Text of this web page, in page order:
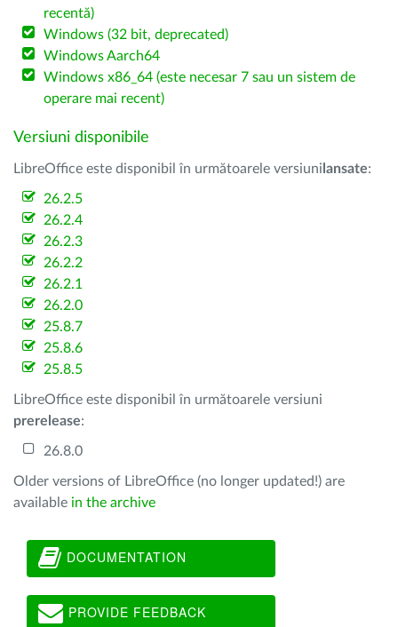
recentă)
Windows (32 bit, deprecated)
Windows Aarch64
Windows x86_64 (este necesar 7 sau un sistem de
operare mai recent)
Versiuni disponibile
LibreOffice este disponibil în următoarele versiuni lansate:
26.2.5
26.2.4
26.2.3
26.2.2
26.2.1
26.2.0
25.8.7
25.8.6
25.8.5
LibreOffice este disponibil în următoarele versiuni
prerelease:
26.8.0
Older versions of LibreOffice (no longer updated!) are
available in the archive
DOCUMENTATION
PROVIDE FEEDBACK